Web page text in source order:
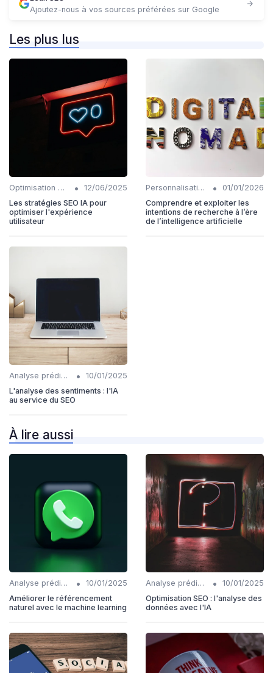
Ajoutez-nous à vos sources préférées sur Google
Les plus lus
Optimisation de l'expérience utilisateur avec IA •
12/06/2025
Les stratégies SEO IA pour
optimiser l'expérience
utilisateur
Personnalisation et intention de l'utilisateur •
01/01/2026
Comprendre et exploiter les
intentions de recherche à l’ère
de l’intelligence artificielle
Analyse prédictive en SEO •
10/01/2025
L'analyse des sentiments : l'IA
au service du SEO
À lire aussi
Analyse prédictive en SEO •
10/01/2025
Améliorer le référencement
naturel avec le machine learning
Analyse prédictive en SEO •
10/01/2025
Optimisation SEO : l'analyse des
données avec l'IA